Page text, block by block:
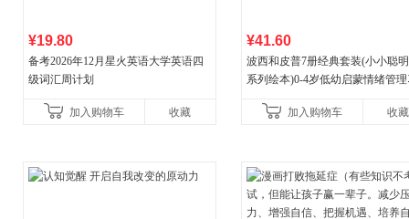
¥19.80
备考2026年12月星火英语大学英语四
级词汇周计划
加入购物车 收藏
¥41.60
波西和皮普7册经典套装(小小聪
系列绘本)0-4岁低幼启蒙情绪管
养好品质，发现快
加入购物车 收藏